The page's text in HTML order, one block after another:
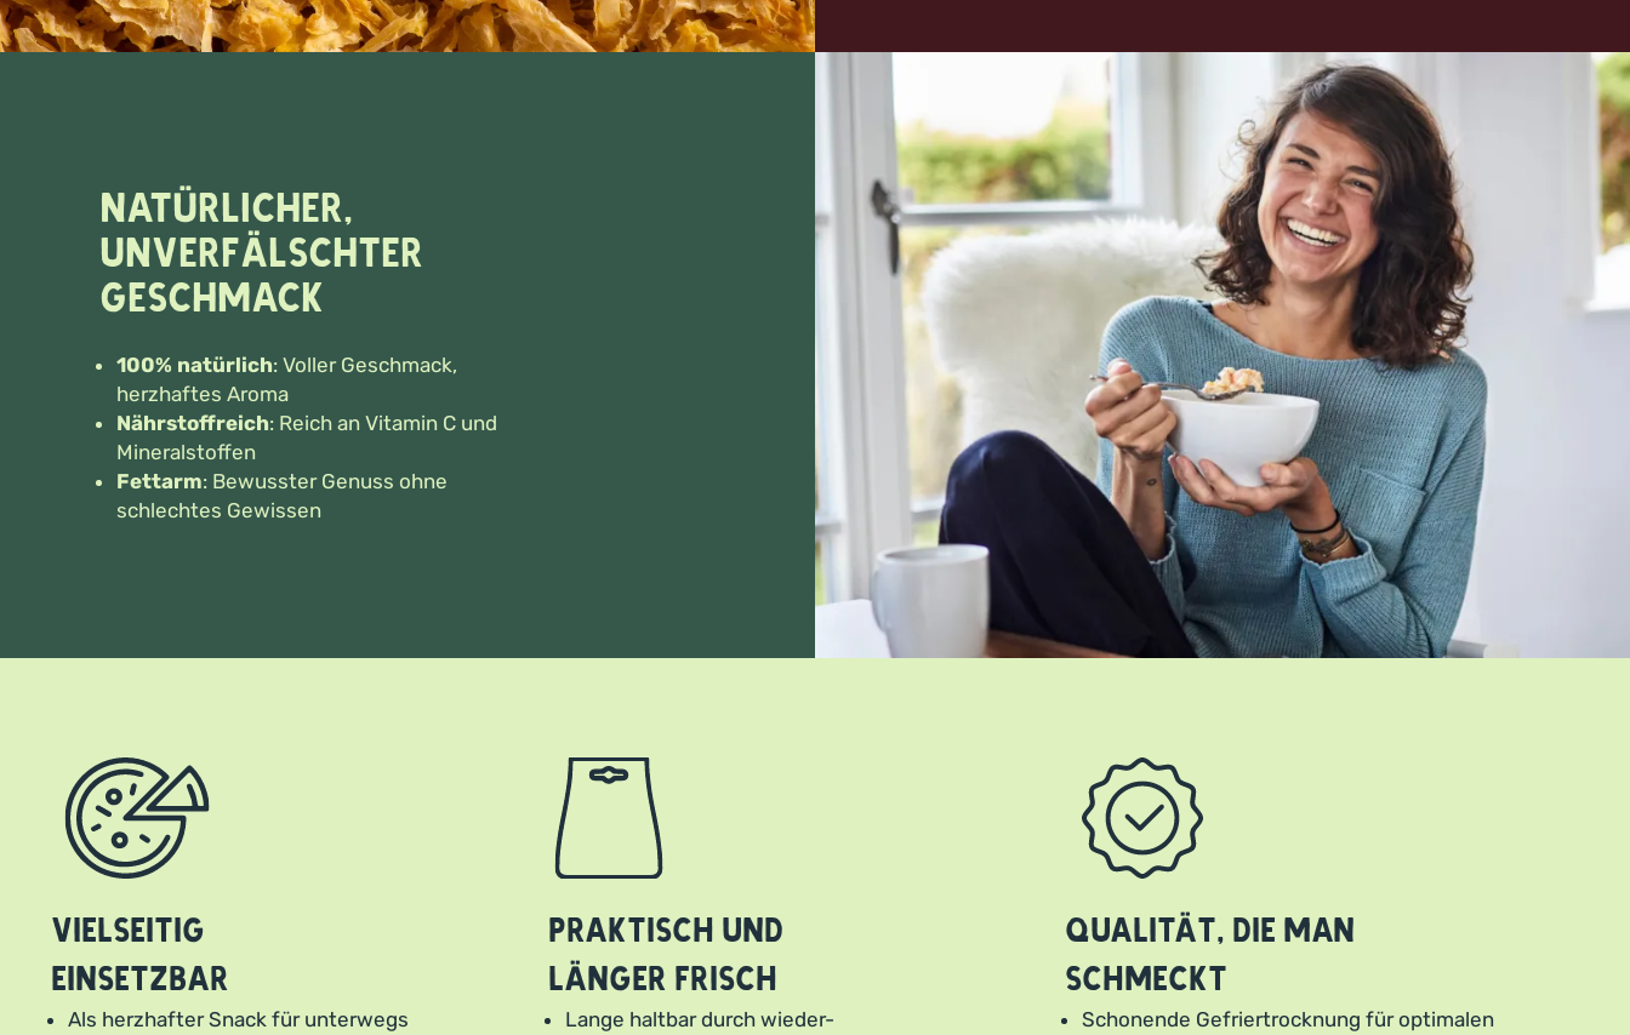
Natürlicher,
unverfälschter
Geschmack
100% natürlich: Voller Geschmack,
herzhaftes Aroma
Nährstoffreich: Reich an Vitamin C und
Mineralstoffen
Fettarm: Bewusster Genuss ohne
schlechtes Gewissen
Vielseitig
einsetzbar
Als herzhafter Snack für unterwegs
Praktisch und
länger frisch
Lange haltbar durch wieder-
Qualität, die man
schmeckt
Schonende Gefriertrocknung für optimalen